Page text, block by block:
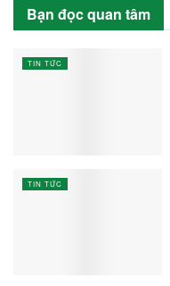
Bạn đọc quan tâm
TIN TỨC
TIN TỨC